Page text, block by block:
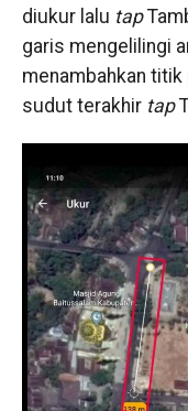
diukur lalu tap
garis mengelilingi
menambahkan
sudut terakhir tap